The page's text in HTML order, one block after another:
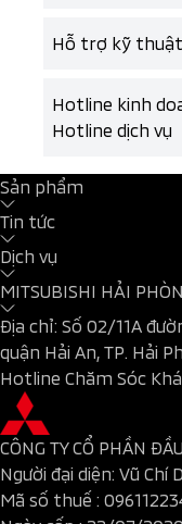
Hỗ trợ kỹ thuật
Hotline kinh
Hotline dịch vụ
Sản phẩm
Tin tức
Dịch vụ
MITSUBISHI HẢI
Địa chỉ: Số 02/11A
quận Hải An, TP. Hải
Hotline Chăm Sóc
CÔNG TY CỔ PHẦN
Người đại diện: Vũ Chí
Mã số thuế :